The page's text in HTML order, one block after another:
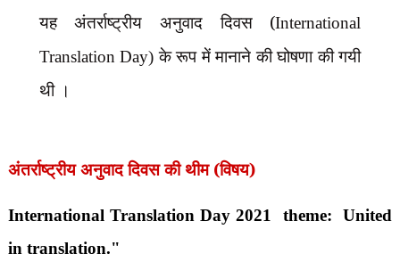
यह अंतर्राष्ट्रीय अनुवाद दिवस (International
Translation Day)के रूप में मानाने की घोषणा की गयी
थी ।
अंतर्राष्ट्रीय अनुवाद दिवस की थीम (विषय)
International Translation Day 2021 theme: United
in translation."